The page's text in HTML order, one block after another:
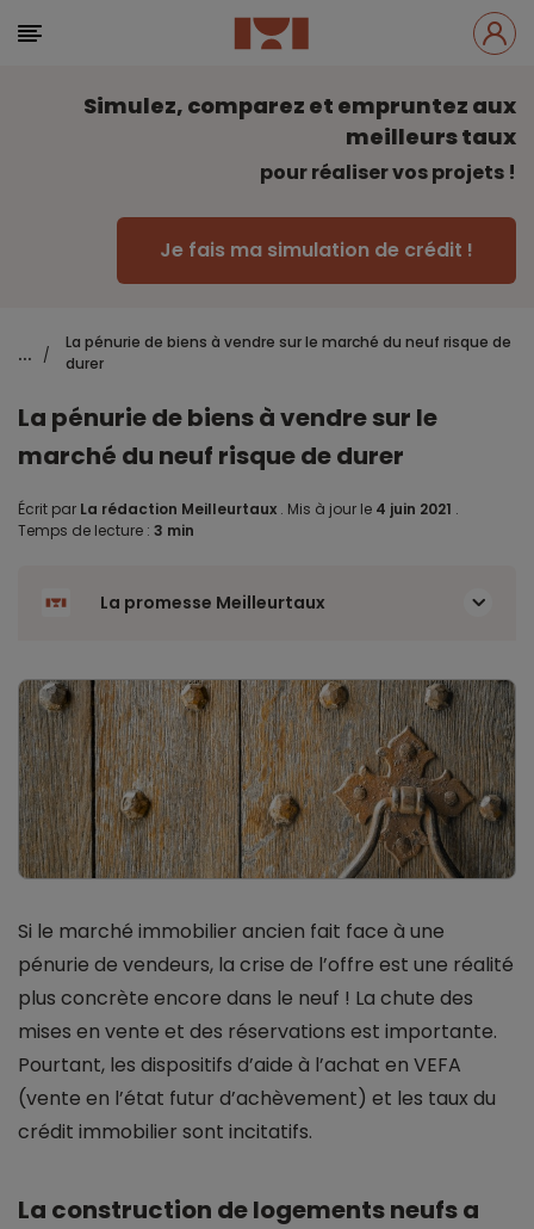
Simulez, comparez et empruntez aux
meilleurs taux
pour réaliser vos projets !
Je fais ma simulation de crédit !
... /
La pénurie de biens à vendre sur le marché du neuf risque de
durer
La pénurie de biens à vendre sur le
marché du neuf risque de durer
Écrit par La rédaction Meilleurtaux . Mis à jour le 4 juin 2021 .
Temps de lecture : 3 min
La promesse Meilleurtaux
Si le marché immobilier ancien fait face à une
pénurie de vendeurs, la crise de l’offre est une réalité
plus concrète encore dans le neuf ! La chute des
mises en vente et des réservations est importante.
Pourtant, les dispositifs d’aide à l’achat en VEFA
(vente en l’état futur d’achèvement) et les taux du
crédit immobilier sont incitatifs.
La construction de logements neufs a